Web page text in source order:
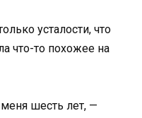
усталости, что
что-то похожее на
шесть лет, —